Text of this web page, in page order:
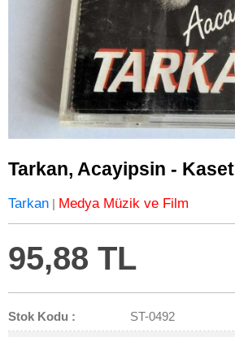
Tarkan, Acayipsin - Kaset
Tarkan | Medya Müzik ve Film
95,88 TL
Stok Kodu : ST-0492